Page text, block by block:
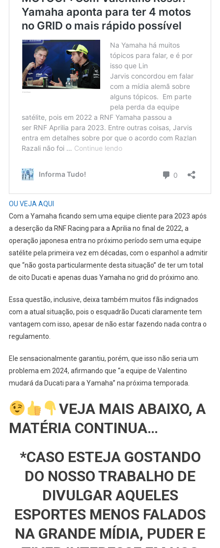
OU VEJA AQUI
Com a Yamaha ficando sem uma equipe cliente para 2023 após
a deserção da RNF Racing para a Aprilia no final de 2022, a
operação japonesa entra no próximo período sem uma equipe
satélite pela primeira vez em décadas, com o espanhol a admitir
que “não gosta particularmente desta situação” de ter um total
de oito Ducati e apenas duas Yamaha no grid do próximo ano.
Essa questão, inclusive, deixa também muitos fãs indignados
com a atual situação, pois o esquadrão Ducati claramente tem
vantagem com isso, apesar de não estar fazendo nada contra o
regulamento.
Ele sensacionalmente garantiu, porém, que isso não seria um
problema em 2024, afirmando que “a equipe de Valentino
mudará da Ducati para a Yamaha” na próxima temporada.
VEJA MAIS ABAIXO, A
MATÉRIA CONTINUA…
*CASO ESTEJA GOSTANDO
DO NOSSO TRABALHO DE
DIVULGAR AQUELES
ESPORTES MENOS FALADOS
NA GRANDE MÍDIA, PUDER E